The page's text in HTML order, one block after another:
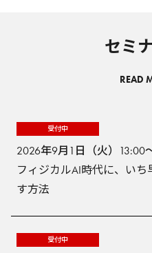
セミ
READ
フィジカルAI時代に、い
す方法
2026年9月1日（火）13:00
受付中
受付中